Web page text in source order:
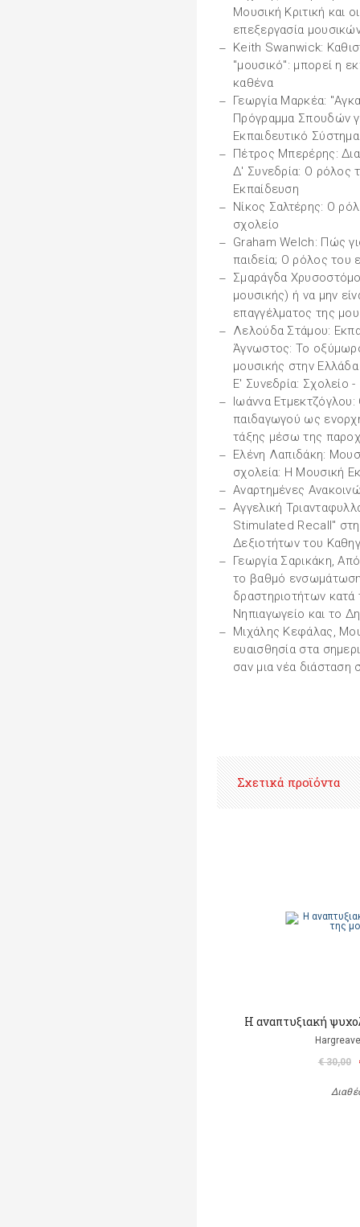
Μουσική Κριτική και
επεξεργασία
Keith Swanwick:
"μουσικό": μπορεί η
καθένα
Γεωργία Μαρκέα:
Πρόγραμμα Σπουδών
Εκπαιδευτικό Σύστημα
Πέτρος Μπερέρης:
Δ' Συνεδρία: Ο ρόλος
Εκπαίδευση
Νίκος Σαλτέρης: Ο
σχολείο
Graham Welch: Πώς
παιδεία; Ο ρόλος του
Σμαράγδα
μουσικής) ή να μην
επαγγέλματος της
Λελούδα Στάμου:
Άγνωστος: Το
μουσικής στην Ελλάδα
Ε' Συνεδρία: Σχολείο
Ιωάννα
παιδαγωγού ως
τάξης μέσω της
Ελένη Λαπιδάκη:
σχολεία: Η Μουσική
Αναρτημένες
Αγγελική
Stimulated Recall"
Δεξιοτήτων του
Γεωργία Σαρικάκη,
το βαθμό
δραστηριοτήτων
Νηπιαγωγείο και το
Μιχάλης Κεφάλας,
ευαισθησία στα
σαν μια νέα διάσταση
Σχετικά προϊόντα
Η αναπτυξιακή
€ 30,00